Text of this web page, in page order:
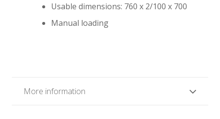
Usable dimensions: 760 x 2/100 x 700
Manual loading
More information